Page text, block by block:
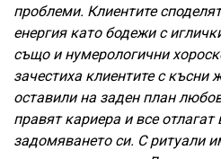
проблеми. Клиентите
енергия като бодежи с
също и нумерологични
зачестиха клиентите с късни
оставили на заден план
правят кариера и все
задомяването си. С ритуали